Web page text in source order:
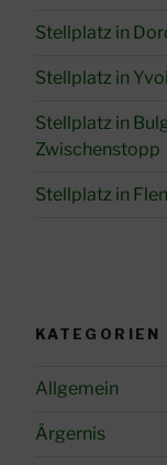
Stellplatz in
Stellplatz in
Stellplatz in
Zwischenstopp
Stellplatz in
KATEGORIEN
Allgemein
Ärgernis